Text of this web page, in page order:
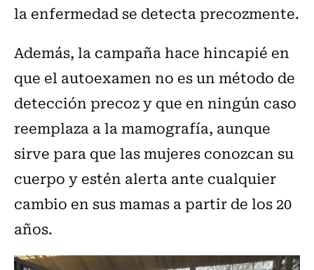
la enfermedad se detecta precozmente.
Además, la campaña hace hincapié en
que el autoexamen no es un método de
detección precoz y que en ningún caso
reemplaza a la mamografía, aunque
sirve para que las mujeres conozcan su
cuerpo y estén alerta ante cualquier
cambio en sus mamas a partir de los 20
años.